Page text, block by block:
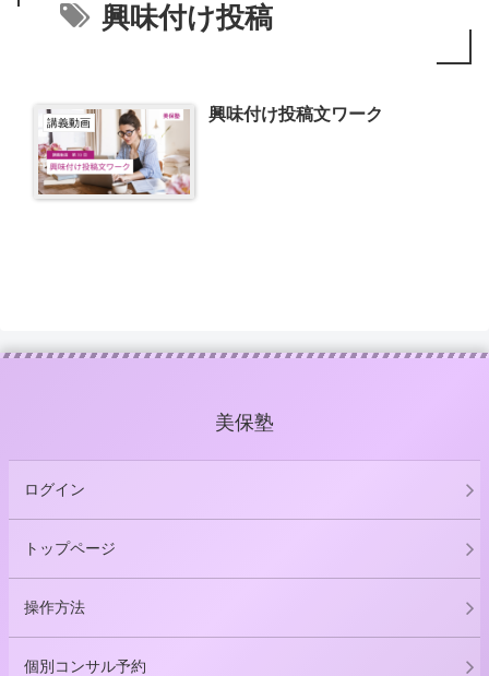
興味付け投稿
講義動画 興味付け投稿文ワーク
美保塾
ログイン
トップページ
操作方法
個別コンサル予約